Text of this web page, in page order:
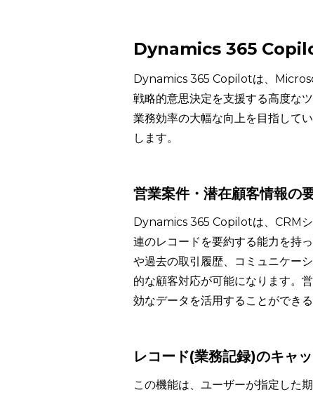
Dynamics 365
Dynamics 365 Copilotは、
戦略的意思決定を支援する高度な
業務効率の大幅な向上を目指して
します。
営業案件・潜在顧客情報の
Dynamics 365 Copilotは、CRMシ
連のレコードを要約する能力を持
や過去の取引履歴、コミュニケー
的な顧客対応が可能になります。
効なデータを活用することができる
レコード(業務記録)のキャ
この機能は、ユーザーが指定した